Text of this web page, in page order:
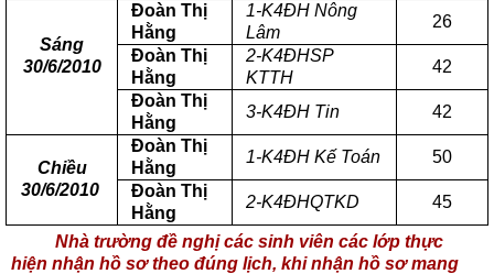
Sáng
30/6/2010
Đoàn Thị
Hằng
1-K4ĐH Nông
Lâm
26
Đoàn Thị
Hằng
2-K4ĐHSP
KTTH
42
Đoàn Thị
Hằng
3-K4ĐH Tin 42
Chiều
30/6/2010
Đoàn Thị
Hằng
1-K4ĐH Kế Toán
50
Đoàn Thị
Hằng
2-K4ĐHQTKD 45
Nhà trường đề nghị các sinh viên các lớp thực
hiện nhận hồ sơ theo đúng lịch, khi nhận hồ sơ mang